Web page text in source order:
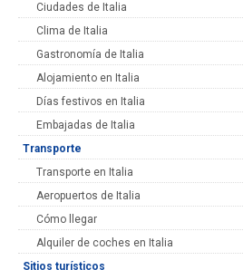
Ciudades de Italia
Clima de Italia
Gastronomía de Italia
Alojamiento en Italia
Días festivos en Italia
Embajadas de Italia
Transporte
Transporte en Italia
Aeropuertos de Italia
Cómo llegar
Alquiler de coches en Italia
Sitios turísticos